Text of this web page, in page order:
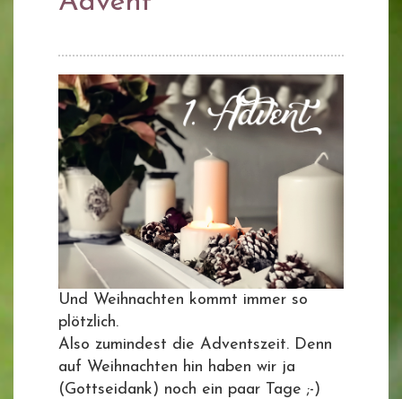
Und Weihnachten kommt immer so
plötzlich.
Also zumindest die Adventszeit. Denn
auf Weihnachten hin haben wir ja
(Gottseidank) noch ein paar Tage ;-)